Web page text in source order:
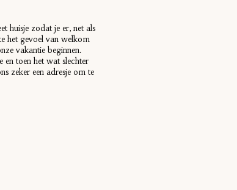
huisje zodat je er, net als
het gevoel van welkom
vakantie beginnen.
en toen het wat slechter
zeker een adresje om te